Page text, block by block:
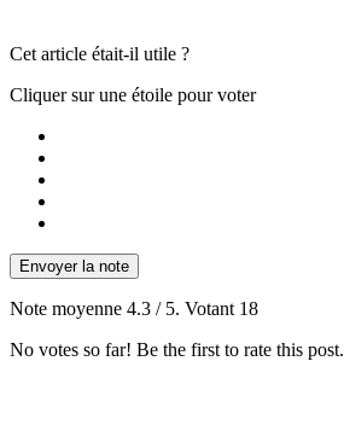
Cet article était-il utile ?
Cliquer sur une étoile pour voter
Envoyer la note
Note moyenne 4.3 / 5. Votant 18
No votes so far! Be the first to rate this post.